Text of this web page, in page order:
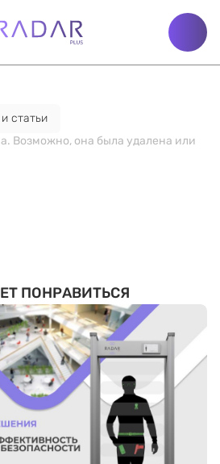
статьи
Возможно, она была удалена или
ПОНРАВИТЬСЯ